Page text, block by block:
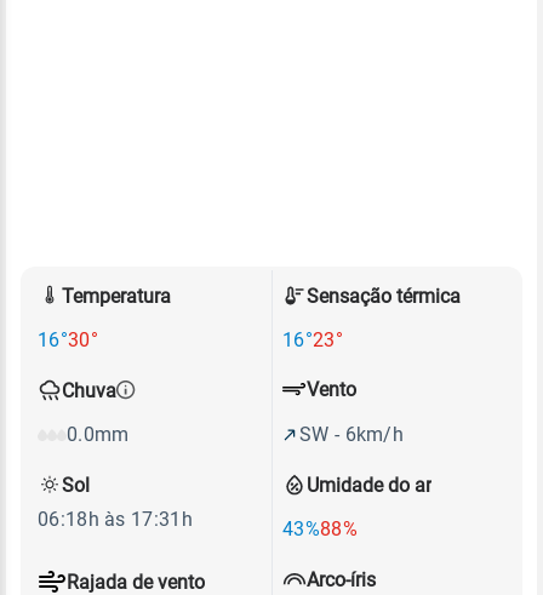
Temperatura
16°30°
Sensação térmica
16°23°
Chuva
0.0mm
Umidade do ar
43%88%
Vento
SW - 6km/h
Rajada de vento
Sol
06:18h às 17:31h
Arco-íris